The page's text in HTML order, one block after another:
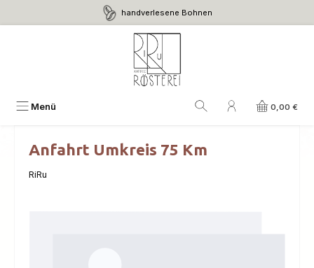
Zum Hauptinhalt springen handverlesene Bohnen
Menü 0,00 €
Anfahrt Umkreis 75 Km
RiRu